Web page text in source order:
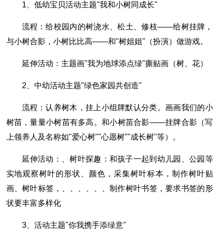
1、低幼宝贝活动主题"我和小树同成长"
流程：给校园内的树浇水、松土、修枝――给树挂牌，
与小树合影，小树比比高――和"树姐姐"（扮演）做游戏。
延伸活动：主题画"我为地球添点绿"撕贴画（树、花）
2、中幼活动主题"绿色家园共创造"
流程：认养树木，挂上小组牌默认分类。画画我们的小
树苗，量量小树苗有多高。和小树苗合影――挂牌合影（写
上领养人及名称如"爱心树""心愿树""成长树"等）。
延伸活动：、树叶探趣：和孩子一起到幼儿园、公园等
实地观察树叶的形状、颜色，采集树叶标本，制作树叶贴
画、树叶标签，、、、、、、制作树叶书签，要求书签的形
状要丰富多样化
3、活动主题"你我携手添绿意"